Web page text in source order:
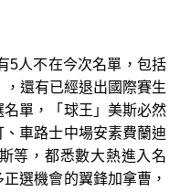
5人不在今次名單，包括
還有已經退出國際賽生
單，「球王」美斯必然
車路士中場安素費蘭迪
等，都悉數大熱進入名
選機會的翼鋒加拿曹，